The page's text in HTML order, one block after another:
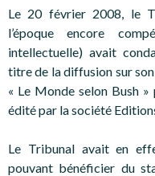
Le 20 février 2008, le
l’époque encore
intellectuelle) avait
titre de la diffusion sur
« Le Monde selon Bush
édité par la société
Le Tribunal avait en
pouvant bénéficier du